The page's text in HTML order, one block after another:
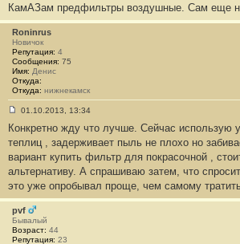
б
щ
е
н
и
е
#
1
7
0
КамАЗам предфильтры воздушные. Сам еще
Roninrus
Новичок
Репутация: 4
Сообщения: 75
Имя: Денис
Откуда:
Откуда: нижнекамск
о
б
щ
е
н
и
#
1
7
1
01.10.2013, 13:34
Конкретно жду что лучше. Сейчас использую
теплиц , задерживает пыль не плохо но
вариант купить фильтр для покрасочной ,
альтернативу. А спрашиваю затем, что
это уже опробывал проще, чем самому
pvf
Бывалый
Возраст: 44
Репутация: 23